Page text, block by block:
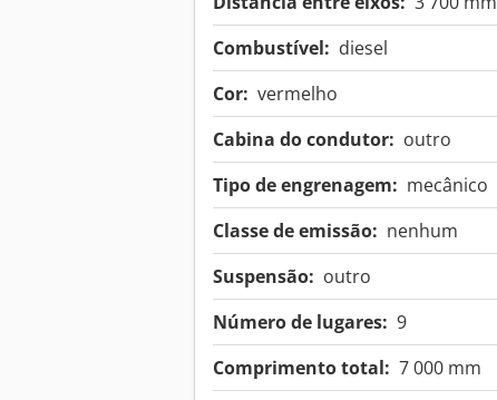
Combustível: diesel
Cor: vermelho
Cabina do condutor: outro
Tipo de engrenagem: mecânico
Classe de emissão: nenhum
Suspensão: outro
Número de lugares: 9
Comprimento total: 7 000 mm